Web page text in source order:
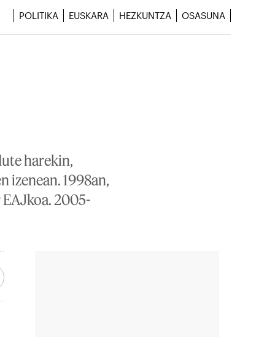
POLITIKA EUSKARA HEZKUNTZA OSASUNA
harekin,
izenean. 1998an,
2005-